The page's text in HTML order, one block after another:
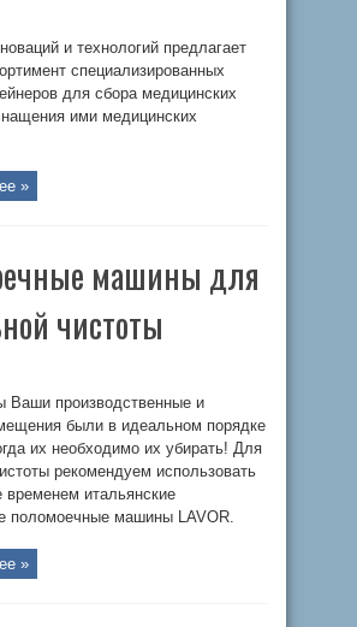
и технологий предлагает
специализированных
для сбора медицинских
ими медицинских
»
машины для
чистоты
Ваши производственные и
были в идеальном порядке
их необходимо их убирать! Для
рекомендуем использовать
временем итальянские
поломоечные машины LAVOR.
»